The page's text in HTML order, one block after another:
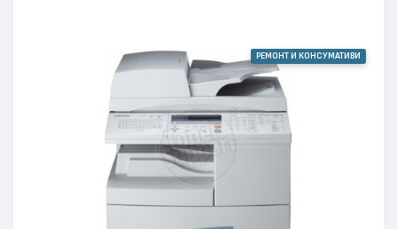
РЕМОНТ И КОНСУМАТИВИ